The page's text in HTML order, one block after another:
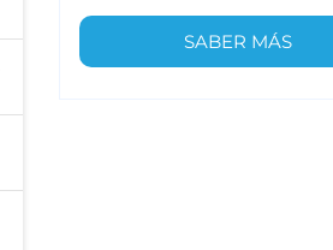
SABER MÁS